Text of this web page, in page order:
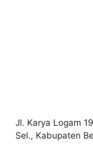
Jl. Karya Logam
Sel., Kabupaten